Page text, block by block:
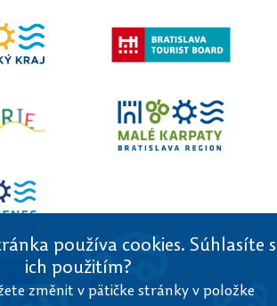
používa cookies. Súhlasíte s
ich použitím?
změnit v pätičke stránky v položke